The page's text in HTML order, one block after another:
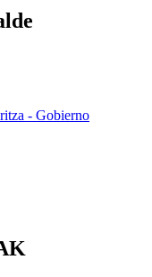
- Gobierno